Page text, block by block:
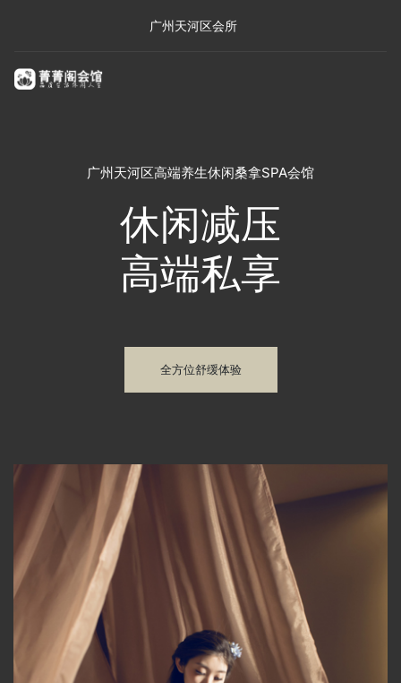
广州天河区会所
广州天河区高端养生休闲桑拿SPA会馆
休闲减压
高端私享
全方位舒缓体验